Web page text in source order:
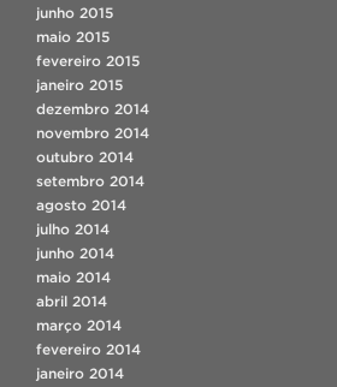
junho 2015
maio 2015
fevereiro 2015
janeiro 2015
dezembro 2014
novembro 2014
outubro 2014
setembro 2014
agosto 2014
julho 2014
junho 2014
maio 2014
abril 2014
março 2014
fevereiro 2014
janeiro 2014